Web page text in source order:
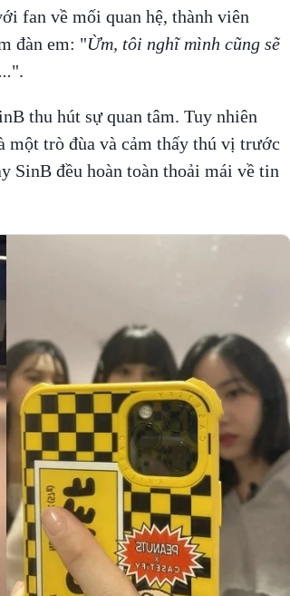
fan về mối quan hệ, thành viên
đàn em: "Ừm, tôi nghĩ mình cũng sẽ
".
thu hút sự quan tâm. Tuy nhiên
một trò đùa và cảm thấy thú vị trước
SinB đều hoàn toàn thoải mái về tin